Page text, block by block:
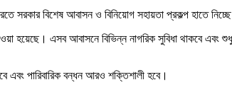
সরকার বিশেষ আবাসন ও বিনিয়োগ সহায়তা প্রকল্প হাতে
হয়েছে। এসব আবাসনে বিভিন্ন নাগরিক সুবিধা থাকবে এবং
পারিবারিক বন্ধন আরও শক্তিশালী হবে।